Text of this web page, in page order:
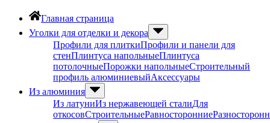
Главная страница
Уголки для отделки и декора
Профили для плиткиПрофили и панели для
стенПлинтуса напольныеПлинтуса
потолочныеПорожки напольныеСтроительный
профиль алюминиевыйАксессуары
Из алюминия
Из латуниИз нержавеющей сталиДля
откосовСтроительныеРавносторонние